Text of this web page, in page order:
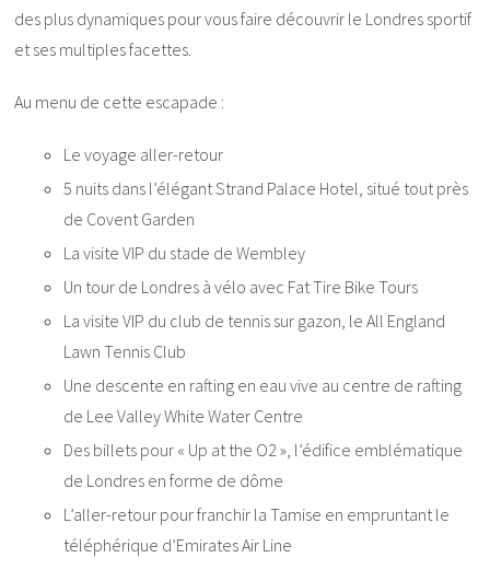
des plus dynamiques pour vous faire découvrir le Londres sportif
et ses multiples facettes.
Au menu de cette escapade :
Le voyage aller-retour
5 nuits dans l’élégant Strand Palace Hotel, situé tout près
de Covent Garden
La visite VIP du stade de Wembley
Un tour de Londres à vélo avec Fat Tire Bike Tours
La visite VIP du club de tennis sur gazon, le All England
Lawn Tennis Club
Une descente en rafting en eau vive au centre de rafting
de Lee Valley White Water Centre
Des billets pour « Up at the O2 », l’édifice emblématique
de Londres en forme de dôme
L’aller-retour pour franchir la Tamise en empruntant le
téléphérique d’Emirates Air Line